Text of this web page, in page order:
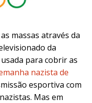
massas através da
da
para cobrir as
nazista de
esportiva com
Mas em